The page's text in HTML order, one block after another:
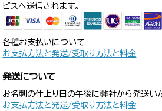
ビスへ送信されます。
各種お支払いについて
お支払方法と発送/受取り方法と料金
発送について
お名刺の仕上り日の午後に弊社から発送いた
お支払方法と発送/受取り方法と料金